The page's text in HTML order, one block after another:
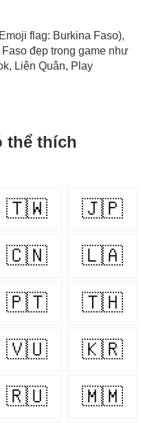
flag: Burkina Faso),
đẹp trong game như
Liên Quân, Play
thể thích
🇹🇼 🇯🇵
🇨🇳 🇱🇦
🇵🇹 🇹🇭
🇻🇺 🇰🇷
🇷🇺 🇲🇲